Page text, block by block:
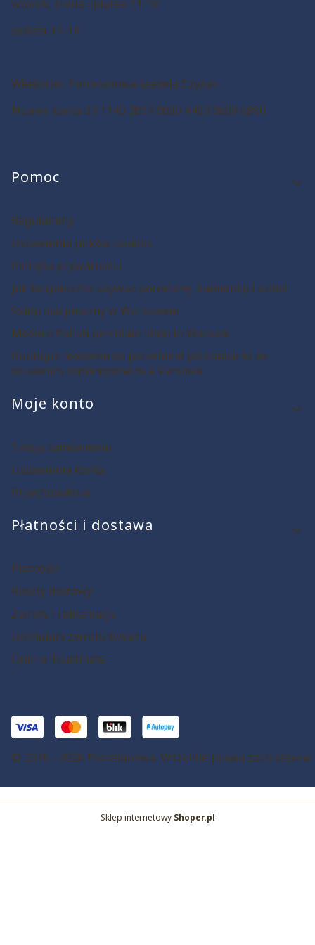
wtorek, środa i piątek 11-18
sobota 11-14
Właściciel: Porcelanowa Izabela Czyżak
Numer konta 03 1140 2017 0000 4402 0608 5890
Linki w stopce
Pomoc
Regulaminy
Ustawienia plików cookies
Polityka prywatności
Jak bezpiecznie używać porcelanę, kamionkę i szkło!
Sklep stacjonarny w Warszawie
Modern Polish porcelain shop in Warsaw
Boutique moderne de porcelaine polonaise et de
souvenirs contemporains à Varsovie
Moje konto
Twoje zamówienia
Ustawienia konta
Przechowalnia
Płatności i dostawa
Płatności
Koszty dostawy
Zwroty i reklamacje
Formularz zwrotu towaru
Opinie Trustmate
© 2016 - 2026 Porcelanowa. Wszelkie prawa zastrzeżone
Sklep internetowy Shoper.pl